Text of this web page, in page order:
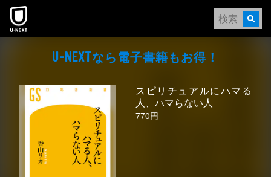
本文へスキップ
U-NEXTなら電⼦書籍もお得！
スピリチュアルにハマる
人、ハマらない人
770円